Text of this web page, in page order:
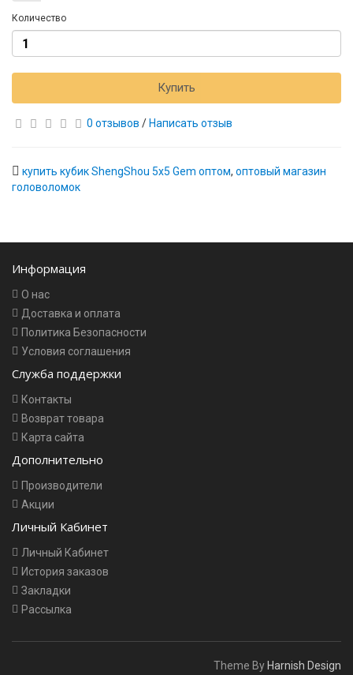
Количество
Купить
0 отзывов / Написать отзыв
купить кубик ShengShou 5x5 Gem оптом, оптовый магазин
головоломок
Информация
О нас
Доставка и оплата
Политика Безопасности
Условия соглашения
Служба поддержки
Контакты
Возврат товара
Карта сайта
Дополнительно
Производители
Акции
Личный Кабинет
Личный Кабинет
История заказов
Закладки
Рассылка
Theme By Harnish Design